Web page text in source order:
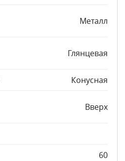
Металл
Глянцевая
Конусная
Вверх
60